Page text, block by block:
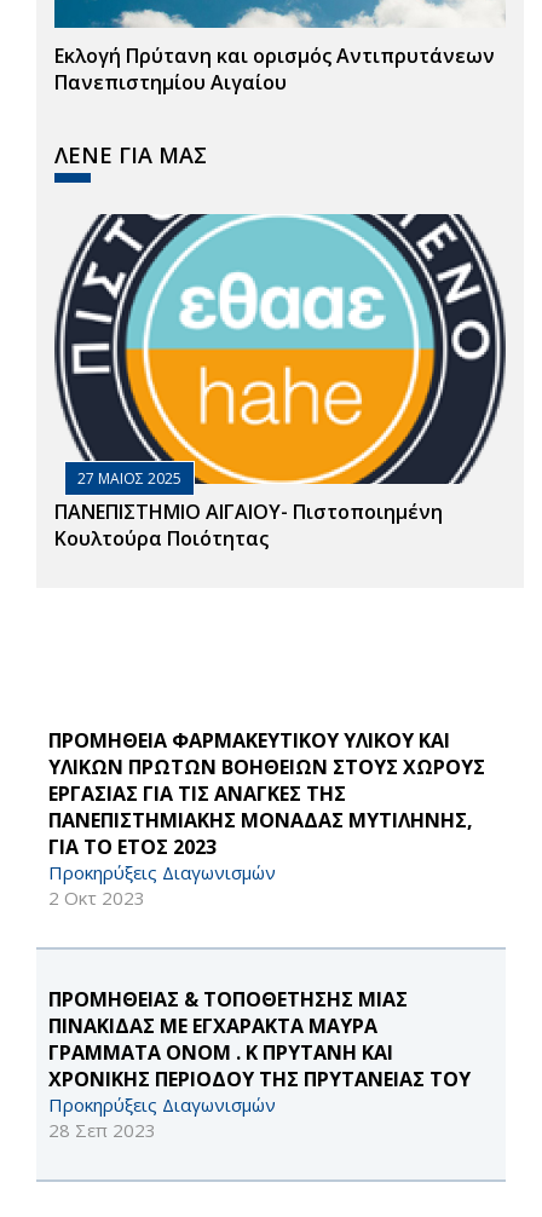
Εκλογή Πρύτανη και ορισμός Αντιπρυτάνεων
Πανεπιστημίου Αιγαίου
ΛΕΝΕ ΓΙΑ ΜΑΣ
27 ΜΑΙΟΣ 2025
ΠΑΝΕΠΙΣΤΗΜΙΟ ΑΙΓΑΙΟΥ- Πιστοποιημένη
Κουλτούρα Ποιότητας
ΠΡΟΜΗΘΕΙΑ ΦΑΡΜΑΚΕΥΤΙΚΟΥ ΥΛΙΚΟΥ ΚΑΙ
ΥΛΙΚΩΝ ΠΡΩΤΩΝ ΒΟΗΘΕΙΩΝ ΣΤΟΥΣ ΧΩΡΟΥΣ
ΕΡΓΑΣΙΑΣ ΓΙΑ ΤΙΣ ΑΝΑΓΚΕΣ ΤΗΣ
ΠΑΝΕΠΙΣΤΗΜΙΑΚΗΣ ΜΟΝΑΔΑΣ ΜΥΤΙΛΗΝΗΣ,
ΓΙΑ ΤΟ ΕΤΟΣ 2023
Προκηρύξεις Διαγωνισμών
2 Οκτ 2023
ΠΡΟΜΗΘΕΙΑΣ & ΤΟΠΟΘΕΤΗΣΗΣ ΜΙΑΣ
ΠΙΝΑΚΙΔΑΣ ΜΕ ΕΓΧΑΡΑΚΤΑ ΜΑΥΡΑ
ΓΡΑΜΜΑΤΑ ΟΝΟΜ . Κ ΠΡΥΤΑΝΗ ΚΑΙ
ΧΡΟΝΙΚΗΣ ΠΕΡΙΟΔΟΥ ΤΗΣ ΠΡΥΤΑΝΕΙΑΣ ΤΟΥ
Προκηρύξεις Διαγωνισμών
28 Σεπ 2023